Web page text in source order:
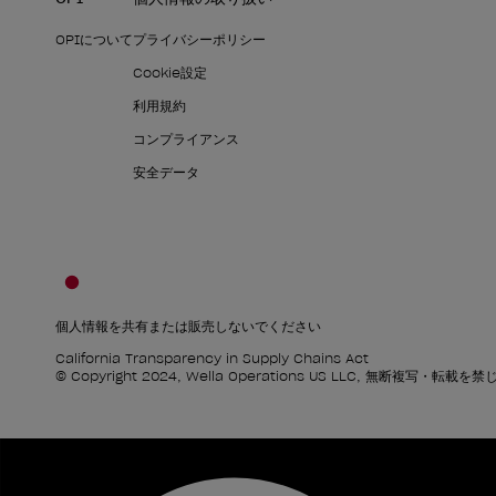
OPIについてプライバシーポリシー
Cookie設定
利用規約
コンプライアンス
安全データ
個人情報を共有または販売しないでください
California Transparency in Supply Chains Act
© Copyright 2024, Wella Operations US LLC, 無断複写・転載を禁じ